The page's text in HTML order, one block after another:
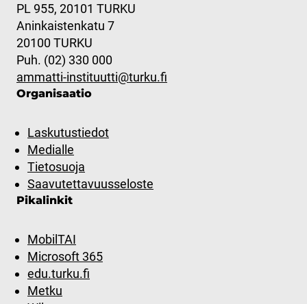
PL 955, 20101 TURKU
Aninkaistenkatu 7
20100 TURKU
Puh. (02) 330 000
ammatti-instituutti@turku.fi
Organisaatio
Laskutustiedot
Medialle
Tietosuoja
Saavutettavuusseloste
Pikalinkit
MobilTAI
Microsoft 365
edu.turku.fi
Metku